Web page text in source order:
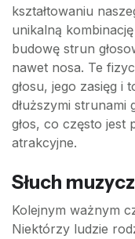
kształtowaniu
unikalną
budowę strun
nawet nosa. Te
głosu, jego zasięg i
dłuższymi strunami
głos, co często jest
atrakcyjne.
Słuch
Kolejnym ważnym
Niektórzy ludzie